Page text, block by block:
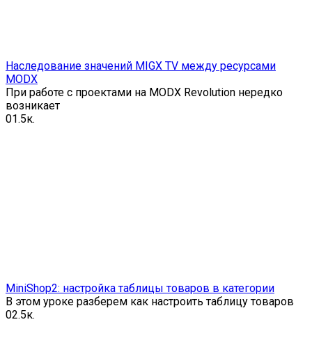
Наследование значений MIGX TV между ресурсами
MODX
При работе с проектами на MODX Revolution нередко
возникает
01.5к.
MiniShop2: настройка таблицы товаров в категории
В этом уроке разберем как настроить таблицу товаров
02.5к.